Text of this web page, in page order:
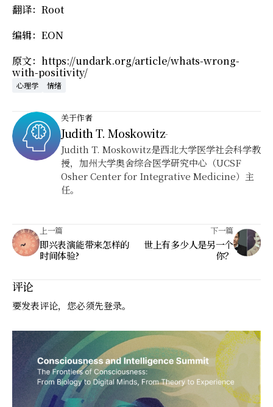
翻译：Root
编辑：EON
原文：https://undark.org/article/whats-wrong-
with-positivity/
心理学 情绪
关于作者
Judith T. Moskowitz-
Judith T. Moskowitz是西北大学医学社会科学教
授，加州大学奥舍综合医学研究中心（UCSF
Osher Center for Integrative Medicine）主
任。
上一篇
即兴表演能带来怎样的
时间体验?
下一篇
世上有多少人是另一个
你？
评论
要发表评论，您必须先登录。